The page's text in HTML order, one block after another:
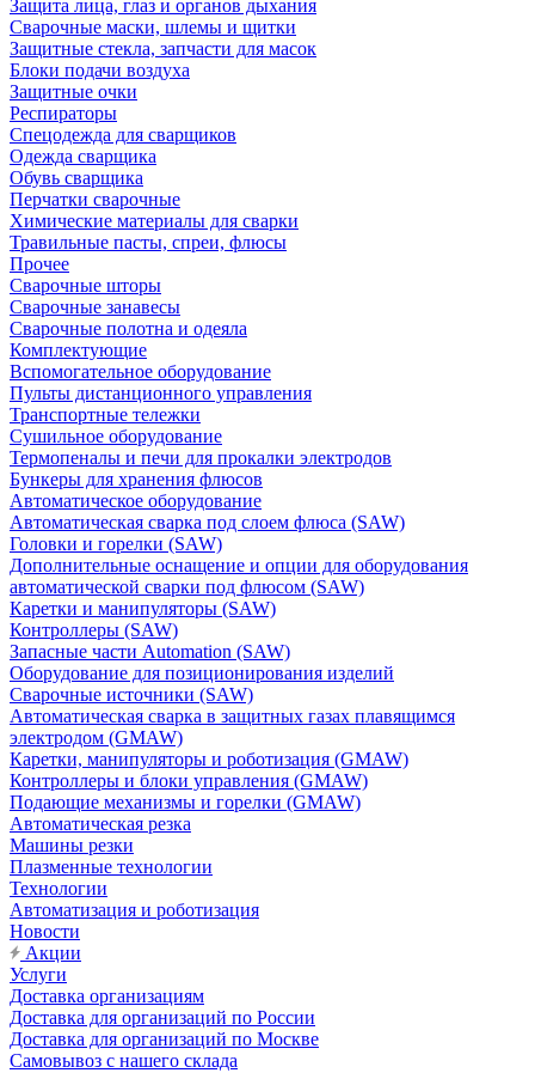
Защита лица, глаз и органов дыхания
Сварочные маски, шлемы и щитки
Защитные стекла, запчасти для масок
Блоки подачи воздуха
Защитные очки
Респираторы
Спецодежда для сварщиков
Одежда сварщика
Обувь сварщика
Перчатки сварочные
Химические материалы для сварки
Травильные пасты, спреи, флюсы
Прочее
Сварочные шторы
Сварочные занавесы
Сварочные полотна и одеяла
Комплектующие
Вспомогательное оборудование
Пульты дистанционного управления
Транспортные тележки
Сушильное оборудование
Термопеналы и печи для прокалки электродов
Бункеры для хранения флюсов
Автоматическое оборудование
Автоматическая сварка под слоем флюса (SAW)
Головки и горелки (SAW)
Дополнительные оснащение и опции для оборудования
автоматической сварки под флюсом (SAW)
Каретки и манипуляторы (SAW)
Контроллеры (SAW)
Запасные части Automation (SAW)
Оборудование для позиционирования изделий
Сварочные источники (SAW)
Автоматическая сварка в защитных газах плавящимся
электродом (GMAW)
Каретки, манипуляторы и роботизация (GMAW)
Контроллеры и блоки управления (GMAW)
Подающие механизмы и горелки (GMAW)
Автоматическая резка
Машины резки
Плазменные технологии
Технологии
Автоматизация и роботизация
Новости
Акции
Услуги
Доставка организациям
Доставка для организаций по России
Доставка для организаций по Москве
Самовывоз с нашего склада